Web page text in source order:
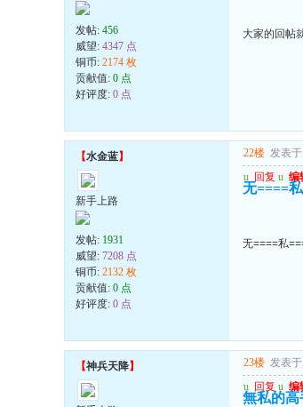
发帖: 456
威望: 4347 点
铜币: 2174 枚
贡献值: 0 点
好评度: 0 点
大家的回帖
【水金蓝】
新手上路
发帖: 1931
威望: 7208 点
铜币: 2132 枚
贡献值: 0 点
好评度: 0 点
22楼 发表于
u 回复 u 编
无====
无====私
【神兵天降】 23楼 发表于
u 回复 u 编
無私的高